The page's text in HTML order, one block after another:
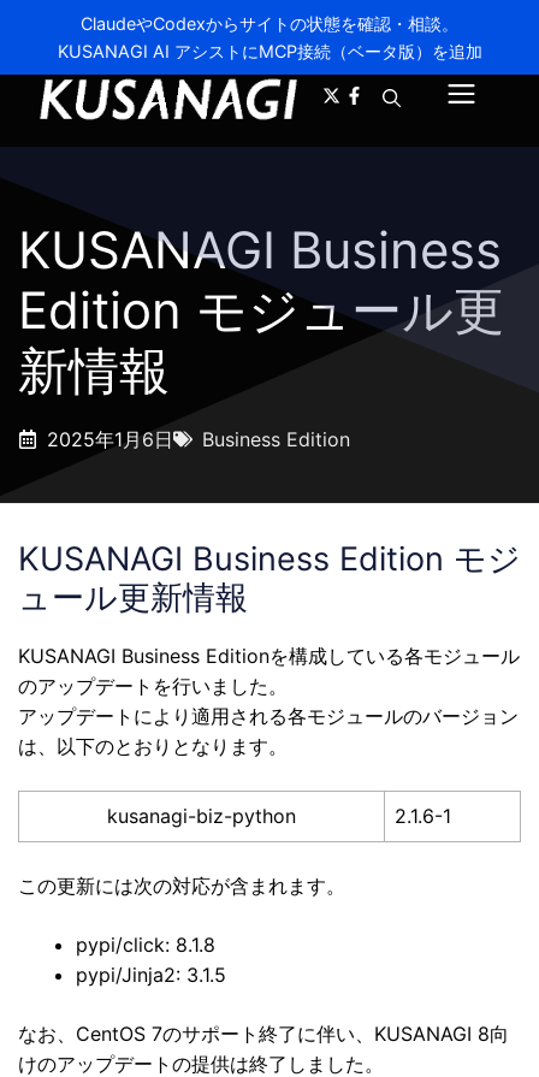
ClaudeやCodexからサイトの状態を確認・相談。
KUSANAGI AI アシストにMCP接続（ベータ版）を追加
ニ
ー
KUSANAGI Business
Edition モジュール更
新情報
2025年1月6日 Business Edition
KUSANAGI Business Edition モジ
ュール更新情報
KUSANAGI Business Editionを構成している各モジュール
のアップデートを行いました。
アップデートにより適用される各モジュールのバージョン
は、以下のとおりとなります。
kusanagi-biz-python 2.1.6-1
この更新には次の対応が含まれます。
pypi/click: 8.1.8
pypi/Jinja2: 3.1.5
なお、CentOS 7のサポート終了に伴い、KUSANAGI 8向
けのアップデートの提供は終了しました。
A- A+